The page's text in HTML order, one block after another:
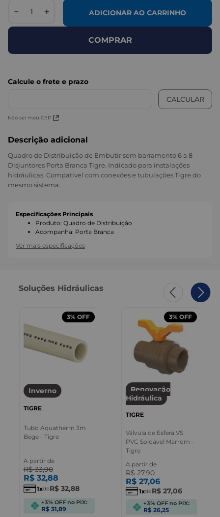
＋
－ ADICIONAR AO CARRINHO
COMPRAR
Não sei meu CEP
Descrição adicional
Quadro de Distribuição de Embutir sem barramento 6 a 8
Disjuntores Porta Branca Tigre. Indicado para instalações
hidráulicas. Compatível com conexões e tubulações Tigre do
mesmo sistema.
Especificações Principais
Produto: Quadro de Distribuição
Acompanha: Porta Branca
Ver mais especificações
Soluções Hidráulicas
3% OFF
Inverno
TIGRE
Tubo Aquatherm 3m
Bege - Tigre
A partir de
R$ 33,90
R$ 32,88
1 deR$ 32,88
+3% OFF no PIX:
R$ 31,89
3% OFF
Renovação
Hidráulica
TIGRE
Válvula de Esfera VS
PVC Soldável Marrom -
Tigre
A partir de
R$ 27,90
R$ 27,06
1 deR$ 27,06
+3% OFF no PIX:
R$ 26,25